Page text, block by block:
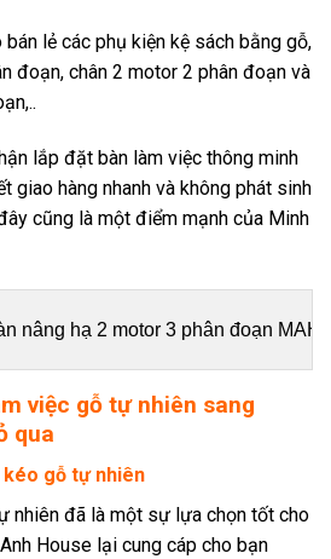
lẻ các phụ kiện kệ sách bằng gỗ,
đoạn, chân 2 motor 2 phân đoạn và
lắp đặt bàn làm việc thông minh
giao hàng nhanh và không phát sinh
cũng là một điểm mạnh của Minh
nâng hạ 2 motor 3 phân đoạn
việc gỗ tự nhiên sang
qua
kéo gỗ tự nhiên
nhiên đã là một sự lựa chọn tốt cho
House lại cung cáp cho bạn